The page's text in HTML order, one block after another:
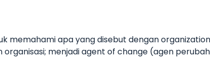
memahami apa yang disebut dengan
menjadi agent of change (agen